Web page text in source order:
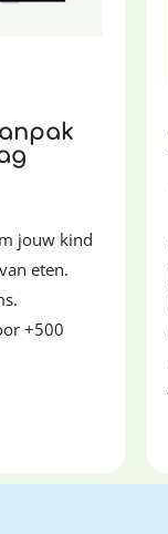
jouw kind
eten.
+500